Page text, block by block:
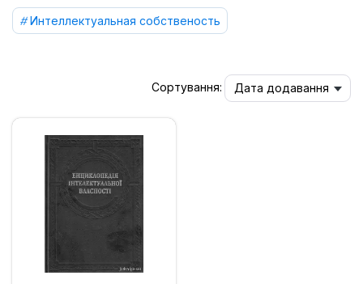
Интеллектуальная собственость
Сортування: Дата додавання